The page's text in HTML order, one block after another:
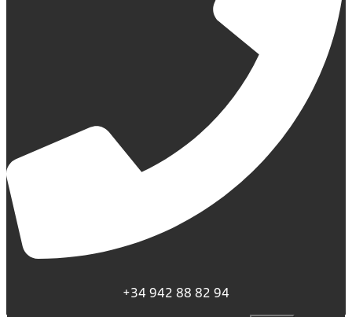
+34 942 88 82 94